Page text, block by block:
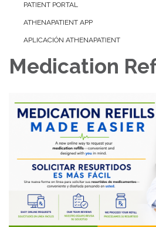
PATIENT PORTAL
ATHENAPATIENT APP
APLICACIÓN ATHENAPATIENT
Medication